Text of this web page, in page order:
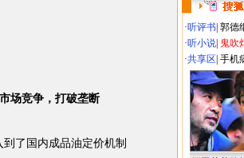
场竞争，打破垄断
了国内成品油定价机制
·听评书 郭德
·听小说 鬼吹
·共享区 手机